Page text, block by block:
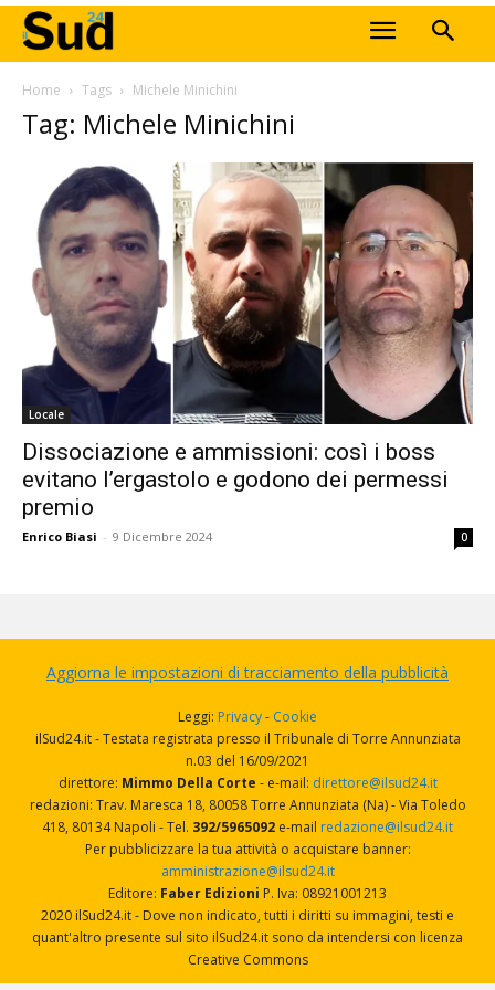
Home Tags Michele Minichini
Tag: Michele Minichini
Locale
Dissociazione e ammissioni: così i boss
evitano l’ergastolo e godono dei permessi
premio
Enrico Biasi - 9 Dicembre 2024 0
Aggiorna le impostazioni di tracciamento della pubblicità
Leggi: Privacy- Cookie
ilSud24.it - Testata registrata presso il Tribunale di Torre Annunziata
n.03 del 16/09/2021
direttore: Mimmo Della Corte - e-mail: direttore@ilsud24.it
redazioni: Trav. Maresca 18, 80058 Torre Annunziata (Na) - Via Toledo
418, 80134 Napoli - Tel. 392/5965092 e-mail redazione@ilsud24.it
Per pubblicizzare la tua attività o acquistare banner:
amministrazione@ilsud24.it
Editore: Faber Edizioni P. Iva: 08921001213
2020 ilSud24.it - Dove non indicato, tutti i diritti su immagini, testi e
quant'altro presente sul sito ilSud24.it sono da intendersi con licenza
Creative Commons